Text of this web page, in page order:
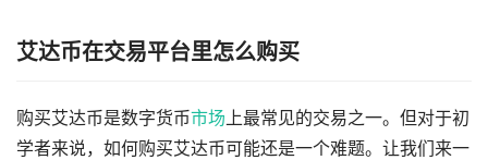
艾达币在交易平台里怎么购买
购买艾达币是数字货币市场 上最常见的交易之一。但对于初
学者来说，如何购买艾达币可能还是一个难题。让我们来一